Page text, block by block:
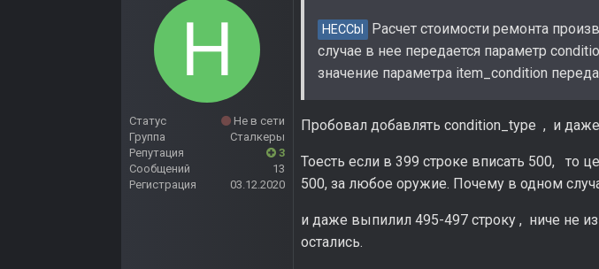
Статус
Не в сети
Группа
Сталкеры
Репутация
3
Сообщений
13
Регистрация
03.12.2020
HECCbl
Расчет стоимости ремонта
случае в нее передается параметр
значение параметра item_condition
Пробовал добавлять condition_type , и
Тоесть если в 399 строке вписать 500, то
500, за любое оружие. Почему в одном
и даже выпилил 495-497 строку , ниче не
остались.